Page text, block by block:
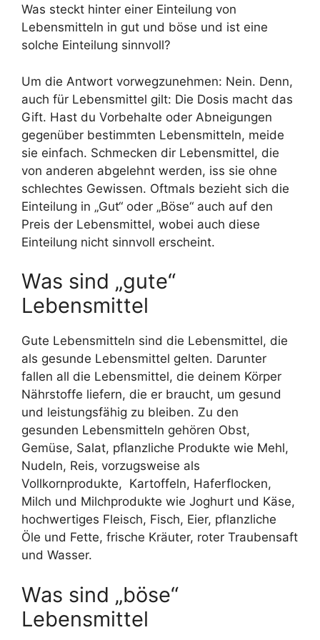
Was steckt hinter einer Einteilung von
Lebensmitteln in gut und böse und ist eine
solche Einteilung sinnvoll?
Um die Antwort vorwegzunehmen: Nein. Denn,
auch für Lebensmittel gilt: Die Dosis macht das
Gift. Hast du Vorbehalte oder Abneigungen
gegenüber bestimmten Lebensmitteln, meide
sie einfach. Schmecken dir Lebensmittel, die
von anderen abgelehnt werden, iss sie ohne
schlechtes Gewissen. Oftmals bezieht sich die
Einteilung in „Gut“ oder „Böse“ auch auf den
Preis der Lebensmittel, wobei auch diese
Einteilung nicht sinnvoll erscheint.
Was sind „gute“
Lebensmittel
Gute Lebensmitteln sind die Lebensmittel, die
als gesunde Lebensmittel gelten. Darunter
fallen all die Lebensmittel, die deinem Körper
Nährstoffe liefern, die er braucht, um gesund
und leistungsfähig zu bleiben. Zu den
gesunden Lebensmitteln gehören Obst,
Gemüse, Salat, pflanzliche Produkte wie Mehl,
Nudeln, Reis, vorzugsweise als
Vollkornprodukte, Kartoffeln, Haferflocken,
Milch und Milchprodukte wie Joghurt und Käse,
hochwertiges Fleisch, Fisch, Eier, pflanzliche
Öle und Fette, frische Kräuter, roter Traubensaft
und Wasser.
Was sind „böse“
Lebensmittel